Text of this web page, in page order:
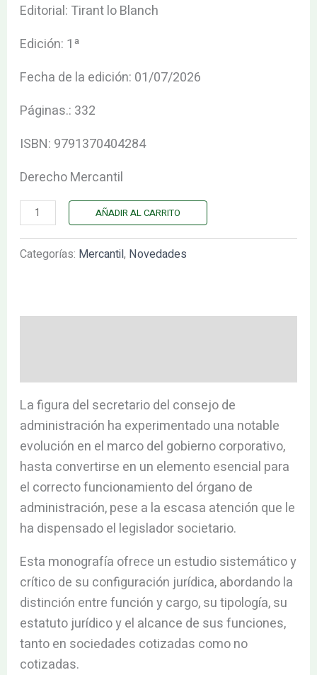
Editorial: Tirant lo Blanch
Edición: 1ª
Fecha de la edición: 01/07/2026
Páginas.: 332
ISBN: 9791370404284
Derecho Mercantil
AÑADIR AL CARRITO
Categorías: Mercantil, Novedades
La figura del secretario del consejo de
administración ha experimentado una notable
evolución en el marco del gobierno corporativo,
hasta convertirse en un elemento esencial para
el correcto funcionamiento del órgano de
administración, pese a la escasa atención que le
ha dispensado el legislador societario.
Esta monografía ofrece un estudio sistemático y
crítico de su configuración jurídica, abordando la
distinción entre función y cargo, su tipología, su
estatuto jurídico y el alcance de sus funciones,
tanto en sociedades cotizadas como no
cotizadas.